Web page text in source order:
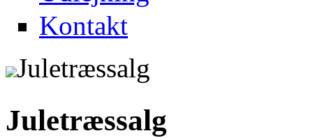
Kontakt
Juletræssalg
Juletræssalg